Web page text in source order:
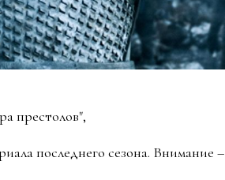
престолов",
последнего сезона. Внимание –